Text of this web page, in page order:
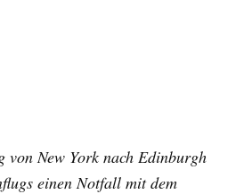
New York nach Edinburgh
einen Notfall mit dem